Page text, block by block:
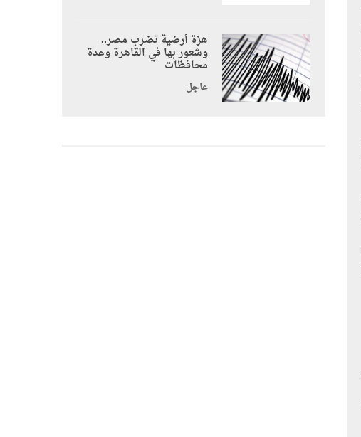
هزة أرضية تضرب مصر..
وشعور بها في القاهرة وعدة
محافظات
عاجل